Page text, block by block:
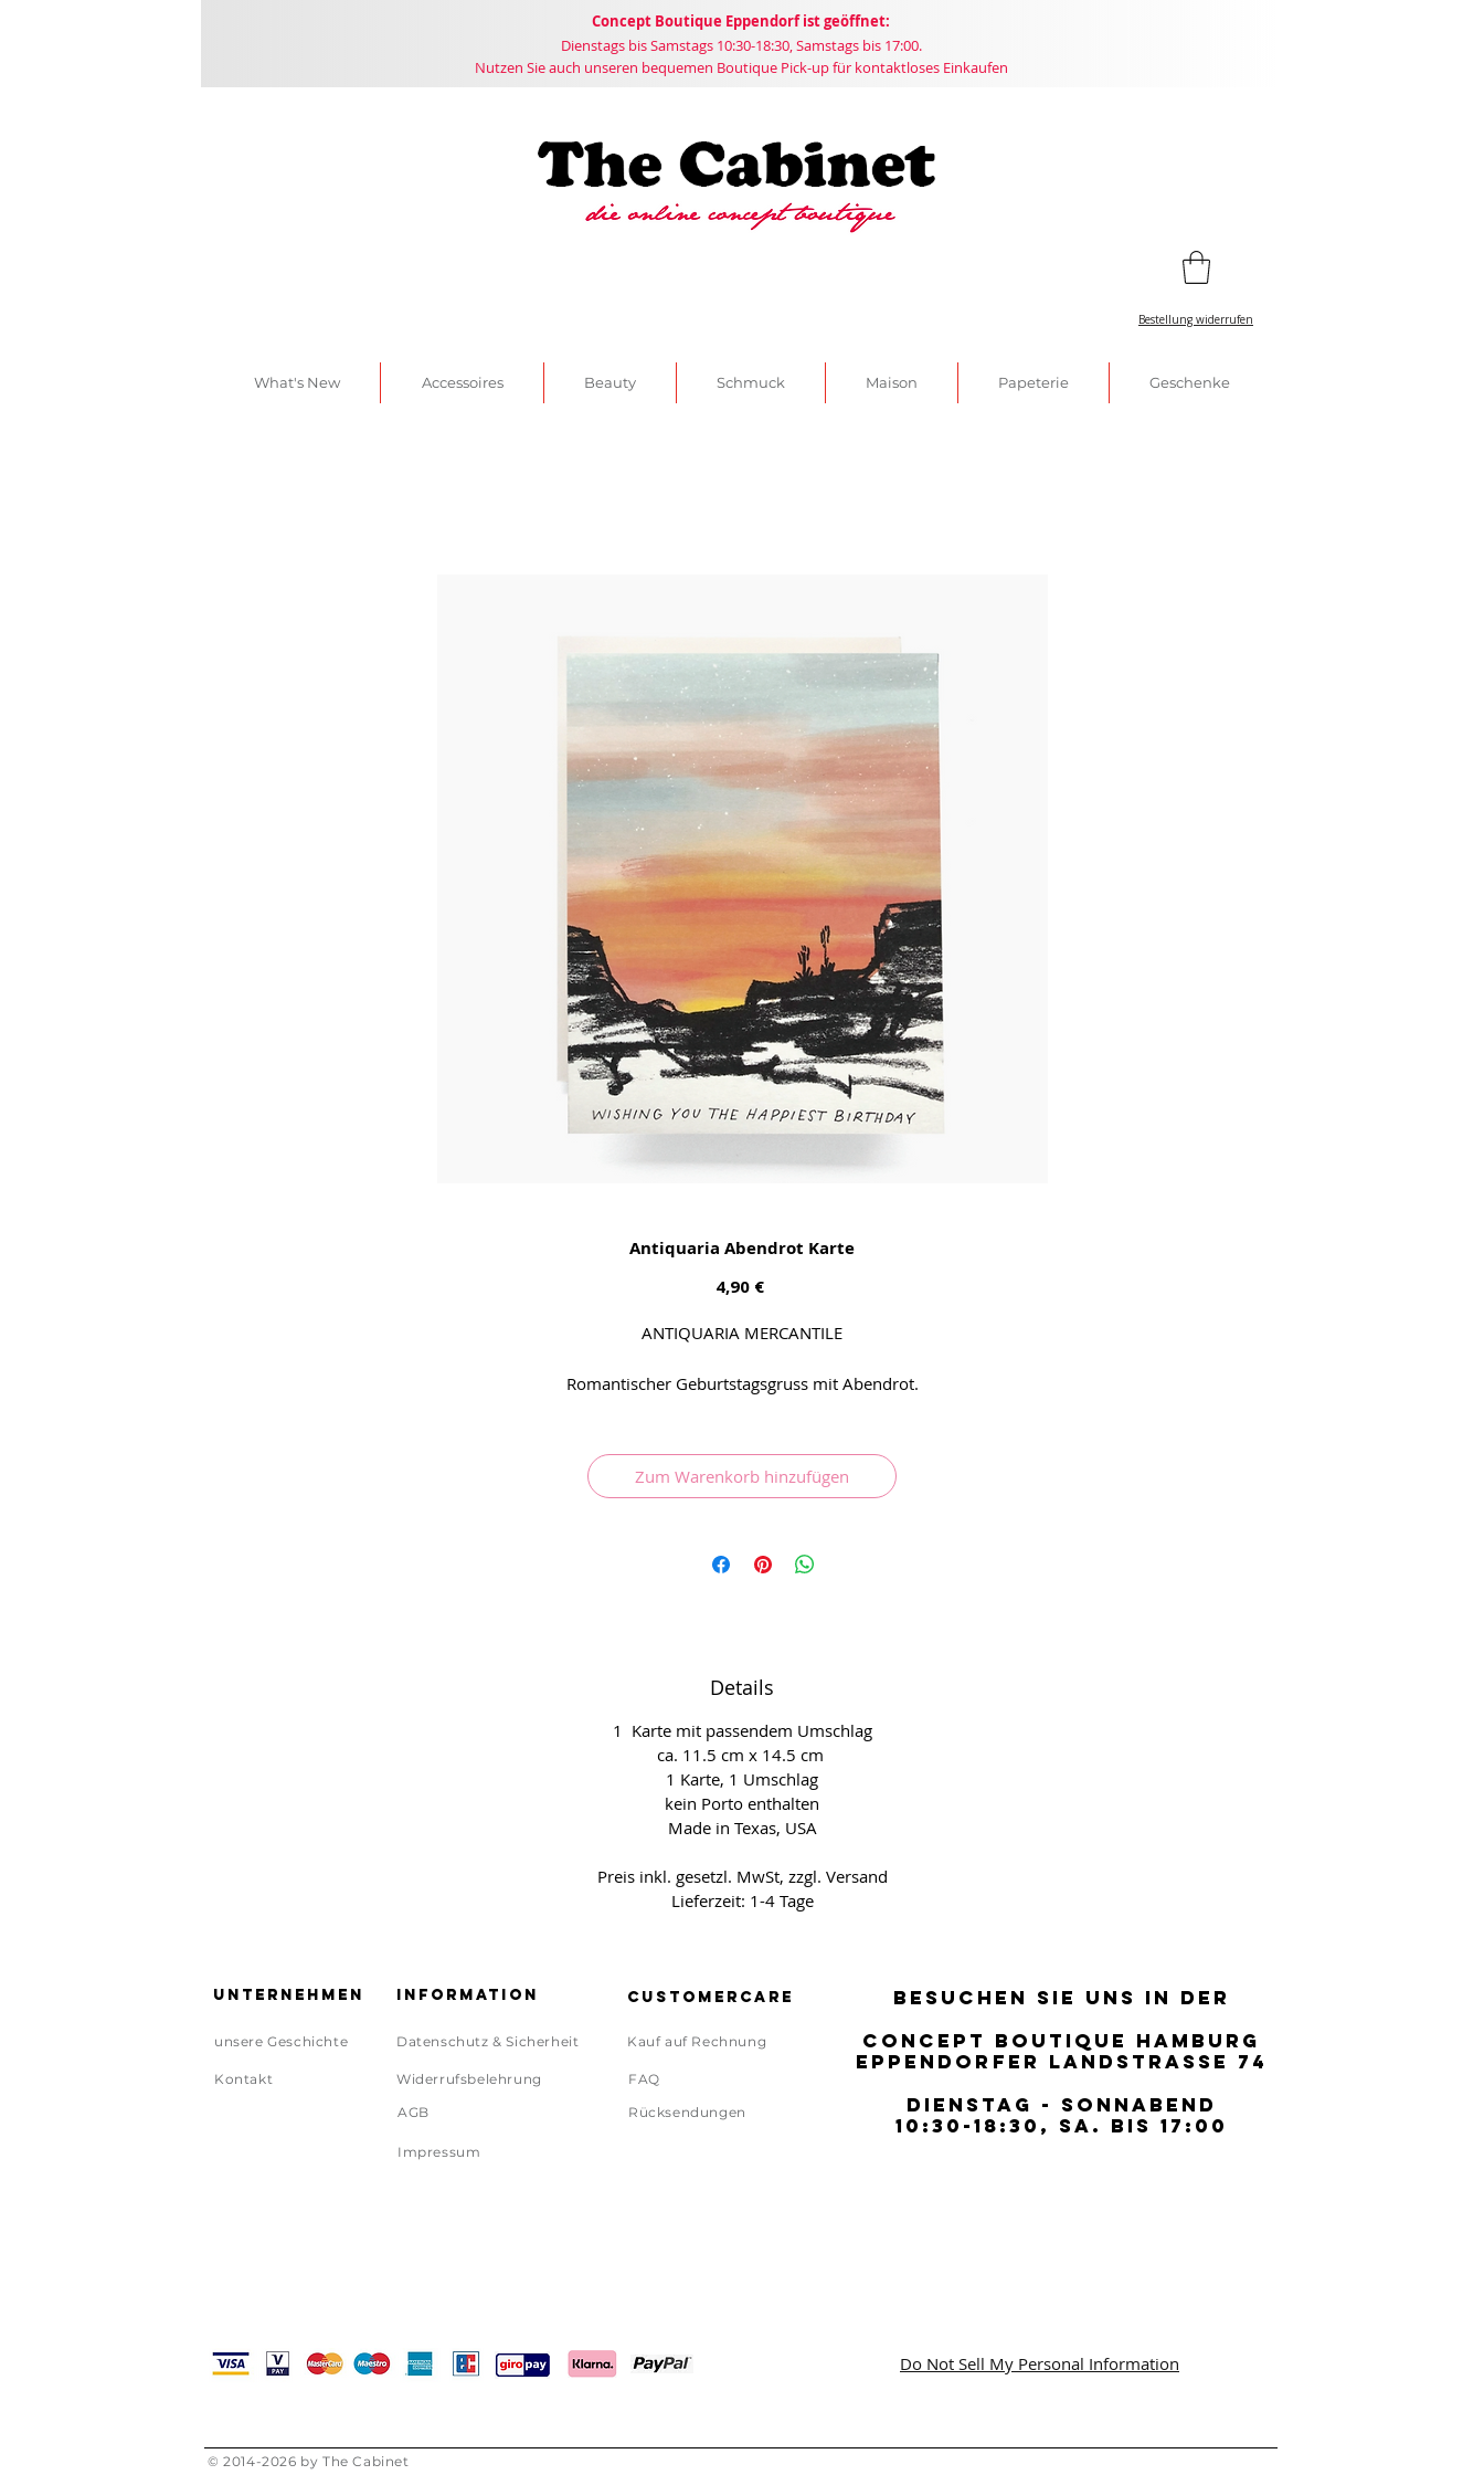
Concept Boutique Eppendorf ist geöffnet:
Dienstags bis Samstags 10:30-18:30, Samstags bis 17:00.
Nutzen Sie auch unseren bequemen Boutique Pick-up für kontaktloses Einkaufen
Bestellung widerrufen
What's New Accessoires Beauty Schmuck Maison Papeterie Geschenke
Antiquaria Abendrot Karte
4,90 €Preis
ANTIQUARIA MERCANTILE
Romantischer Geburtstagsgruss mit Abendrot.
Zum Warenkorb hinzufügen
Details
1 Karte mit passendem Umschlag
ca. 11.5 cm x 14.5 cm
1 Karte, 1 Umschlag
kein Porto enthalten
Made in Texas, USA
Preis inkl. gesetzl. MwSt, zzgl. Versand
Lieferzeit: 1-4 Tage
Unternehmen
unsere Geschichte
Kontakt
Information
Datenschutz & Sicherheit
Widerrufsbelehrung
AGB
Customercare
Kauf auf Rechnung
FAQ
Rücksendungen
BESUCHEN SIE UNS IN DER
CONCEPT BOUTIQUE HAMBURG
EPPENDORFER LANDSTRASSE 74
DIENSTAG - SONNABEND
10:30-18:30, SA. BIS 17:00
BESUCHEN SIE UNS IN DER
CONCEPT BOUTIQUE HAMBURG
EPPENDORFER LANDSTRASSE 74
DIENSTAG - SONNABEND
10:30-18:30, SA. BIS 17:00
Impressum
Do Not Sell My Personal Information
© 2014-2026 by The Cabinet